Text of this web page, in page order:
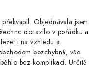
Objednávala jsem
dorazilo v pořádku a
i na vzhledu a
bezchybná, vše
bez komplikací. Určitě